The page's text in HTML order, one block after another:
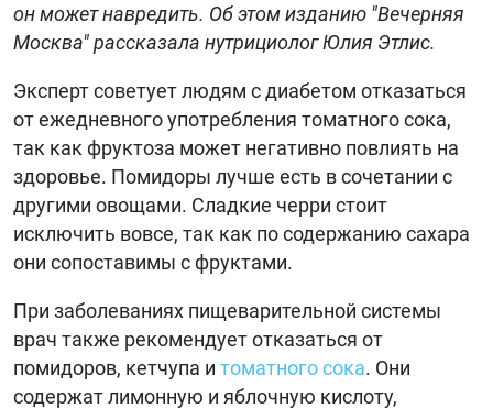
он может навредить. Об этом изданию "Вечерняя
Москва" рассказала нутрициолог Юлия Этлис.
Эксперт советует людям с диабетом отказаться
от ежедневного употребления томатного сока,
так как фруктоза может негативно повлиять на
здоровье. Помидоры лучше есть в сочетании с
другими овощами. Сладкие черри стоит
исключить вовсе, так как по содержанию сахара
они сопоставимы с фруктами.
При заболеваниях пищеварительной системы
врач также рекомендует отказаться от
помидоров, кетчупа и томатного сока. Они
содержат лимонную и яблочную кислоту,